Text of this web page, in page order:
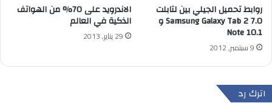
روابط تحميل الجيلي بين لتابلت
Samsung Galaxy Tab 2 7.0 و
Note 10.1
9 سبتمبر, 2012
الاندرويد على 70% من الهواتف
الذكية في العالم
29 يناير, 2013
اترك رد